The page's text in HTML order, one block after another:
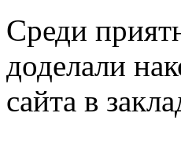
Среди
доделали
сайта в